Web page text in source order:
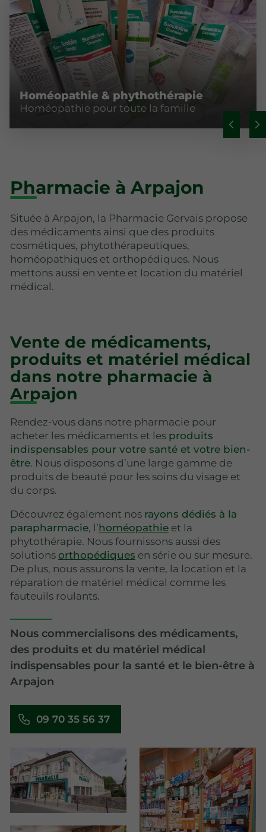
Homéopathie & phythothérapie
Homéopathie pour toute la famille
Pharmacie à Arpajon
Située à Arpajon, la Pharmacie Gervais propose
des médicaments ainsi que des produits
cosmétiques, phytothérapeutiques,
homéopathiques et orthopédiques. Nous
mettons aussi en vente et location du matériel
médical.
Vente de médicaments,
produits et matériel médical
dans notre pharmacie à
Arpajon
Rendez-vous dans notre pharmacie pour
acheter les médicaments et les produits
indispensables pour votre santé et votre bien-
être. Nous disposons d’une large gamme de
produits de beauté pour les soins du visage et
du corps.
Découvrez également nos rayons dédiés à la
parapharmacie, l’homéopathie et la
phytothérapie. Nous fournissons aussi des
solutions orthopédiques en série ou sur mesure.
De plus, nous assurons la vente, la location et la
réparation de matériel médical comme les
fauteuils roulants.
Nous commercialisons des médicaments,
des produits et du matériel médical
indispensables pour la santé et le bien-être à
Arpajon
09 70 35 56 37